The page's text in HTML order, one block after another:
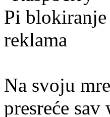
Na svoju
presreće